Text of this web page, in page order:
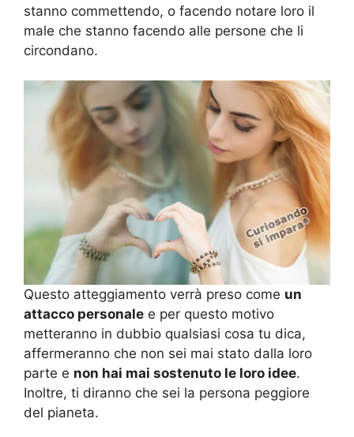
stanno commettendo, o facendo notare loro il
male che stanno facendo alle persone che li
circondano.
Questo atteggiamento verrà preso come un
attacco personale e per questo motivo
metteranno in dubbio qualsiasi cosa tu dica,
affermeranno che non sei mai stato dalla loro
parte e non hai mai sostenuto le loro idee.
Inoltre, ti diranno che sei la persona peggiore
del pianeta.